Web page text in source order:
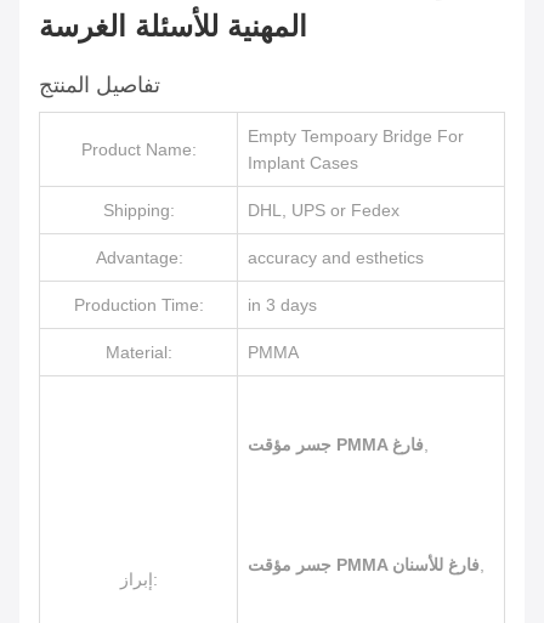
المهنية للأسئلة الغرسة
تفاصيل المنتج
Product Name:
Empty Tempoary Bridge For
Implant Cases
Shipping: DHL, UPS or Fedex
Advantage: accuracy and esthetics
Production Time: in 3 days
Material: PMMA
إبراز:
جسر مؤقت PMMA فارغ
جسر مؤقت PMMA فارغ للأسنان